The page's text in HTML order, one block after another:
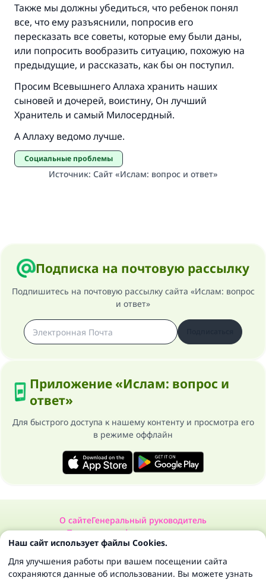
Также мы должны убедиться, что ребенок понял
все, что ему разъяснили, попросив его
пересказать все советы, которые ему были даны,
или попросить вообразить ситуацию, похожую на
предыдущие, и рассказать, как бы он поступил.
Просим Всевышнего Аллаха хранить наших
сыновей и дочерей, воистину, Он лучший
Хранитель и самый Милосердный.
А Аллаху ведомо лучше.
Социальные проблемы
Источник: Сайт «Ислам: вопрос и ответ»
Подписка на почтовую рассылку
Подпишитесь на почтовую рассылку сайта «Ислам: вопрос
и ответ»
Приложение «Ислам: вопрос и
ответ»
Для быстрого доступа к нашему контенту и просмотра его
в режиме оффлайн
О сайтеГенеральный руководитель
Политика конфиденциальности
Сайт «Ислам: вопрос и ответ». Все права защищены 1997-2025 ©
Участвуйте сейчас!
Наш сайт использует файлы Cookies.
Для улучшения работы при вашем посещении сайта
сохраняются данные об использовании. Вы можете узнать